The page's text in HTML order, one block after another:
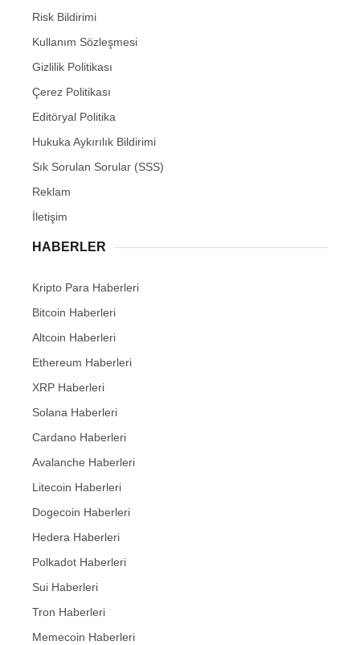
Risk Bildirimi
Kullanım Sözleşmesi
Gizlilik Politikası
Çerez Politikası
Editöryal Politika
Hukuka Aykırılık Bildirimi
Sık Sorulan Sorular (SSS)
Reklam
İletişim
HABERLER
Kripto Para Haberleri
Bitcoin Haberleri
Altcoin Haberleri
Ethereum Haberleri
XRP Haberleri
Solana Haberleri
Cardano Haberleri
Avalanche Haberleri
Litecoin Haberleri
Dogecoin Haberleri
Hedera Haberleri
Polkadot Haberleri
Sui Haberleri
Tron Haberleri
Memecoin Haberleri